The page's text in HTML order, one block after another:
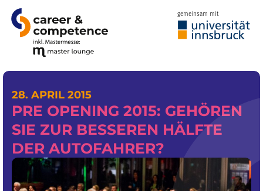
gemeinsam mit
28. APRIL 2015
PRE OPENING 2015: GEHÖREN
SIE ZUR BESSEREN HÄLFTE
DER AUTOFAHRER?